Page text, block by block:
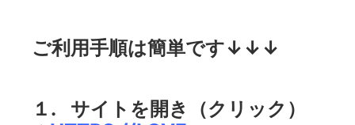
ご利用手順は簡単です↓↓↓
１. サイトを開き（クリック）